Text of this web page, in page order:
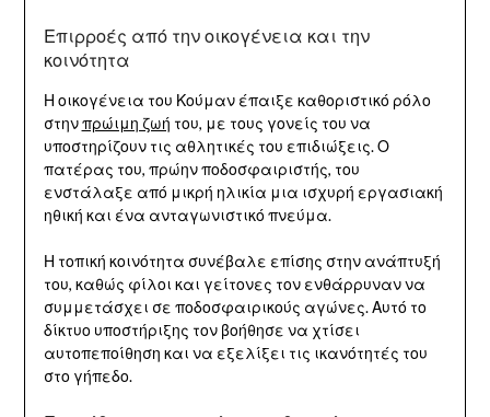
Επιρροές από την οικογένεια και την
κοινότητα
Η οικογένεια του Κούμαν έπαιξε καθοριστικό ρόλο
στηνπρώιμη ζωή του, με τους γονείς του να
υποστηρίζουν τις αθλητικές του επιδιώξεις. Ο
πατέρας του, πρώην ποδοσφαιριστής, του
ενστάλαξε από μικρή ηλικία μια ισχυρή εργασιακή
ηθική και ένα ανταγωνιστικό πνεύμα.
Η τοπική κοινότητα συνέβαλε επίσης στην ανάπτυξή
του, καθώς φίλοι και γείτονες τον ενθάρρυναν να
συμμετάσχει σε ποδοσφαιρικούς αγώνες. Αυτό το
δίκτυο υποστήριξης τον βοήθησε να χτίσει
αυτοπεποίθηση και να εξελίξει τις ικανότητές του
στο γήπεδο.